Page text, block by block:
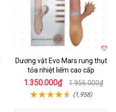
Dương vật Evo Mars rung thụt
tỏa nhiệt liếm cao cấp
1.350.000₫ 1.956.000₫
(1,958)